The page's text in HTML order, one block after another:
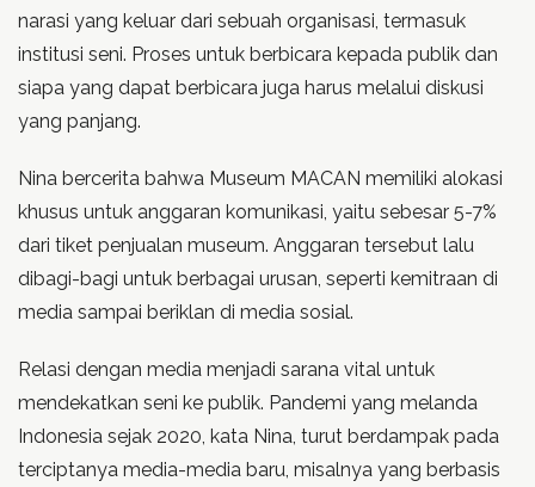
narasi yang keluar dari sebuah organisasi, termasuk
institusi seni. Proses untuk berbicara kepada publik dan
siapa yang dapat berbicara juga harus melalui diskusi
yang panjang.
Nina bercerita bahwa Museum MACAN memiliki alokasi
khusus untuk anggaran komunikasi, yaitu sebesar 5-7%
dari tiket penjualan museum. Anggaran tersebut lalu
dibagi-bagi untuk berbagai urusan, seperti kemitraan di
media sampai beriklan di media sosial.
Relasi dengan media menjadi sarana vital untuk
mendekatkan seni ke publik. Pandemi yang melanda
Indonesia sejak 2020, kata Nina, turut berdampak pada
terciptanya media-media baru, misalnya yang berbasis